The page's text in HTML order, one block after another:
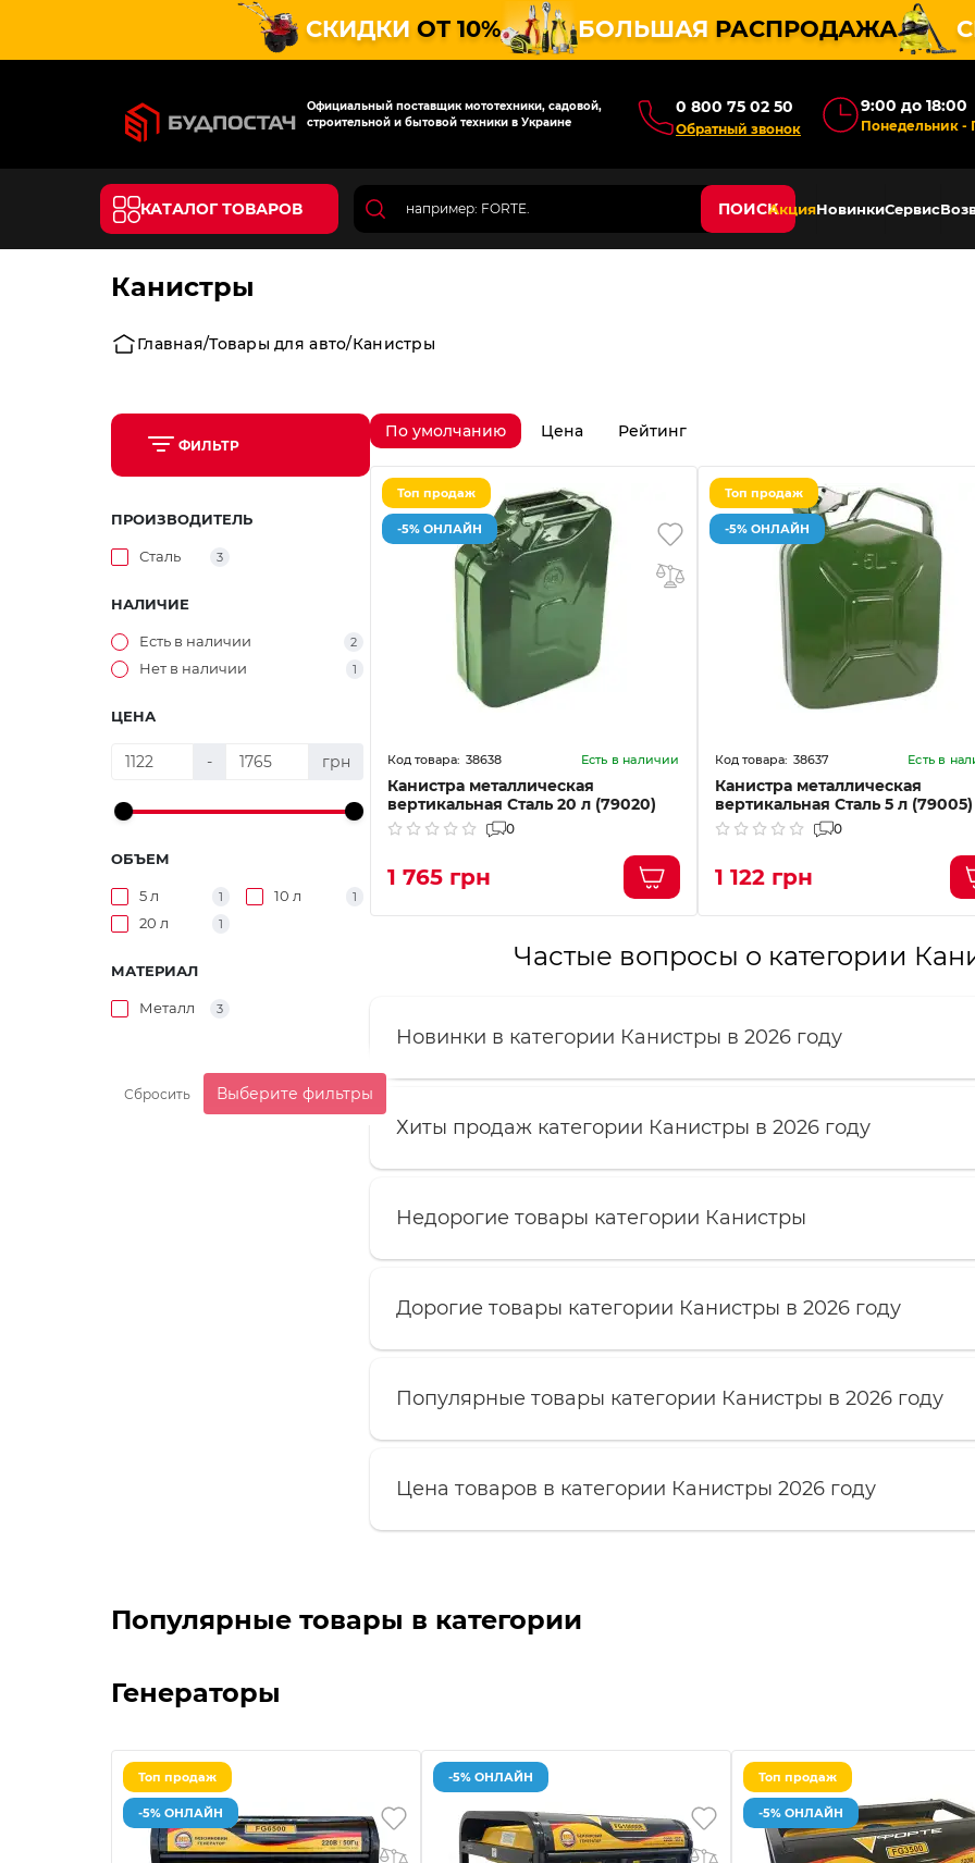
СКИДКИ ОТ 10% БОЛЬШАЯ РАСПРОДАЖА
Официальный поставщик мототехники, садовой,
строительной и бытовой техники в Украине
0 800 75 02 50
Обратный звонок
9:00 до 18:00
Понедельник -
КАТАЛОГ ТОВАРОВ ПОИСКАкцияНовинкиСервис
Канистры
Главная Товары для авто Канистры
ФИЛЬТР
ПРОИЗВОДИТЕЛЬ
Сталь 3
НАЛИЧИЕ
Есть в наличии 2
Нет в наличии 1
ЦЕНА
- грн
ОБЪЕМ
5 л 1 10 л 1
20 л 1
МАТЕРИАЛ
Металл 3
Сбросить Выберите фильтры
По умолчанию Цена Рейтинг
Топ продаж
-5% ОНЛАЙН
38638 Есть в наличии
Канистра металлическая
вертикальная Сталь 20 л (79020)
0
1 765 грн
Топ продаж
-5% ОНЛАЙН
38637 Есть в
Канистра металлическая
вертикальная Сталь 5 л (79005)
0
1 122 грн
Частые вопросы о категории
Новинки в категории Канистры в 2026 году
Хиты продаж категории Канистры в 2026 году
Недорогие товары категории Канистры
Дорогие товары категории Канистры в 2026 году
Популярные товары категории Канистры в 2026 году
Цена товаров в категории Канистры 2026 году
Популярные товары в категории
Генераторы
Топ продаж
-5% ОНЛАЙН
-5% ОНЛАЙН Топ продаж
-5% ОНЛАЙН